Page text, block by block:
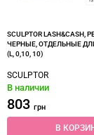
SCULPTOR LASH&CASH,
ЧЕРНЫЕ, ОТДЕЛЬНЫЕ
(L, 0,10, 10)
SCULPTOR
В наличии
803 грн
В